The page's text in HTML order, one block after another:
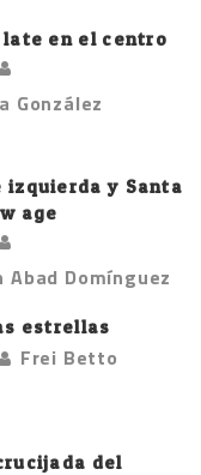
late en el centro
González
izquierda y Santa
age
Abad Domínguez
estrellas
Frei Betto
del